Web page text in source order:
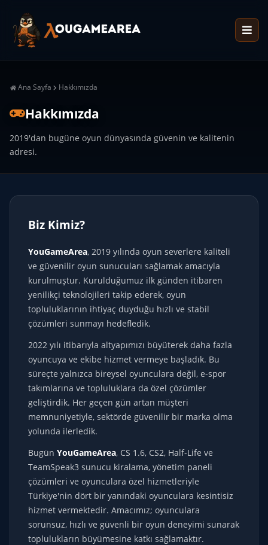
Ana Sayfa Hakkımızda
Hakkımızda
2019'dan bugüne oyun dünyasında güvenin ve kalitenin
adresi.
Biz Kimiz?
YouGameArea, 2019 yılında oyun severlere kaliteli
ve güvenilir oyun sunucuları sağlamak amacıyla
kurulmuştur. Kurulduğumuz ilk günden itibaren
yenilikçi teknolojileri takip ederek, oyun
topluluklarının ihtiyaç duyduğu hızlı ve stabil
çözümleri sunmayı hedefledik.
2022 yılı itibarıyla altyapımızı büyüterek daha fazla
oyuncuya ve ekibe hizmet vermeye başladık. Bu
süreçte yalnızca bireysel oyunculara değil, e-spor
takımlarına ve topluluklara da özel çözümler
geliştirdik. Her geçen gün artan müşteri
memnuniyetiyle, sektörde güvenilir bir marka olma
yolunda ilerledik.
Bugün YouGameArea, CS 1.6, CS2, Half-Life ve
TeamSpeak3 sunucu kiralama, yönetim paneli
çözümleri ve oyunculara özel hizmetleriyle
Türkiye'nin dört bir yanındaki oyunculara kesintisiz
hizmet vermektedir. Amacımız; oyunculara
sorunsuz, hızlı ve güvenli bir oyun deneyimi sunarak
toplulukların büyümesine katkı sağlamaktır.